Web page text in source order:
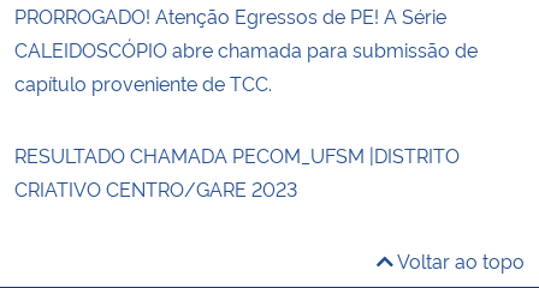
PRORROGADO! Atenção Egressos de PE! A Série
CALEIDOSCÓPIO abre chamada para submissão de
capítulo proveniente de TCC.
RESULTADO CHAMADA PECOM_UFSM |DISTRITO
CRIATIVO CENTRO/GARE 2023
Voltar ao topo